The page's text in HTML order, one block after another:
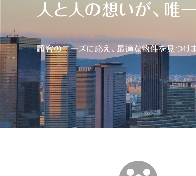
人と人の想いが、唯
顧客のニーズに応え、最適な物件を見つけま